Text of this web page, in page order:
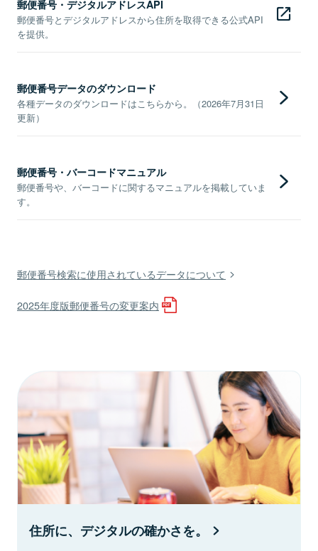
郵便番号・デジタルアドレスAPI
郵便番号とデジタルアドレスから住所を取得できる公式API
を提供。
郵便番号データのダウンロード
各種データのダウンロードはこちらから。（2026年7月31日
更新）
郵便番号・バーコードマニュアル
郵便番号や、バーコードに関するマニュアルを掲載していま
す。
郵便番号検索に使用されているデータについて
2025年度版郵便番号の変更案内
住所に、デジタルの確かさを。